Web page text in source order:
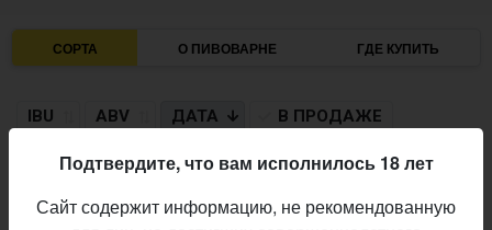
СОРТА О ПИВОВАРНЕ ГДЕ КУПИТЬ
IBU ABV ДАТА В ПРОДАЖЕ
Old Embalmer (2012)
Подтвердите, что вам исполнилось 18 лет
Сайт содержит информацию, не рекомендованную